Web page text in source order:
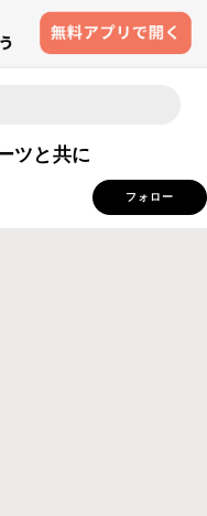
ツと共に
フォロー